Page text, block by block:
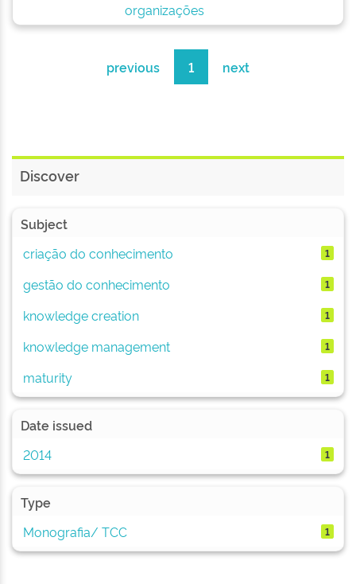
organizações
previous 1 next
Discover
Subject
criação do conhecimento
1
gestão do conhecimento 1
knowledge creation 1
knowledge management 1
maturity 1
Date issued
2014
1
Type
Monografia/ TCC
1